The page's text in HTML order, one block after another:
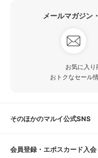
メールマガジン
お気に入
おトクなセール
そのほかのマルイ公式SNS
会員登録・エポスカード入会